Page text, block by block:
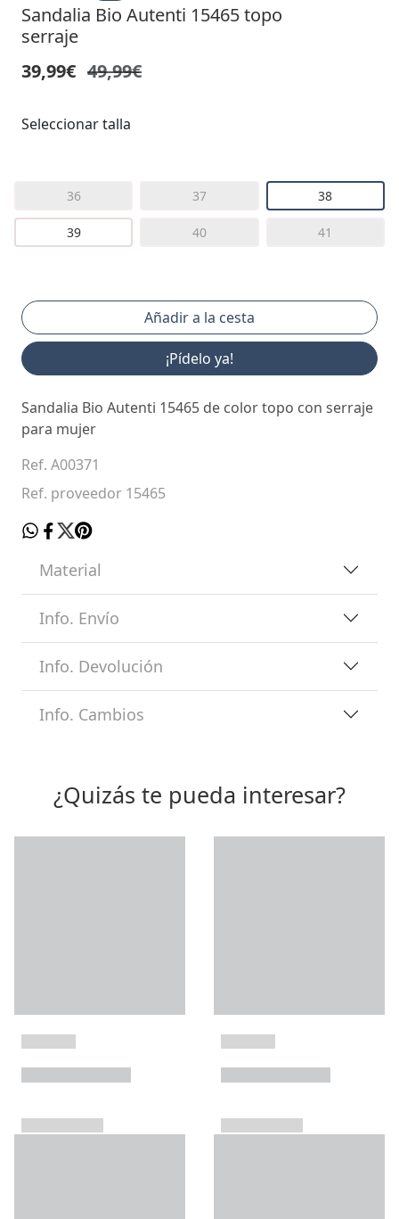
Sandalia Bio Autenti 15465 topo
serraje
39,99€ 49,99€
Seleccionar talla
36 37 38
39 40 41
¡Pídelo ya!
Sandalia Bio Autenti 15465 de color topo con serraje
para mujer
Ref. A00371
Ref. proveedor 15465
Material
Info. Envío
Info. Devolución
Info. Cambios
¿Quizás te pueda interesar?